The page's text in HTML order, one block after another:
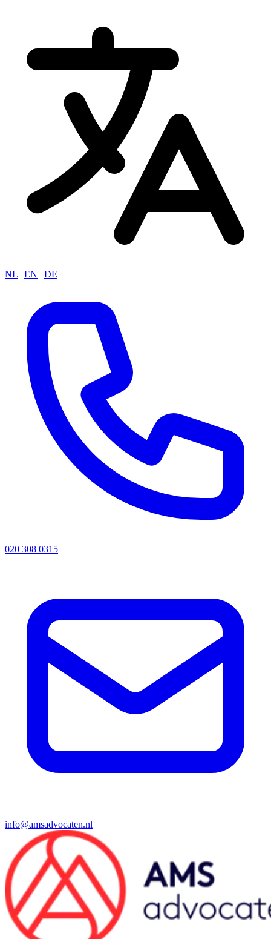
NL | EN | DE
020 308 0315
info@amsadvocaten.nl